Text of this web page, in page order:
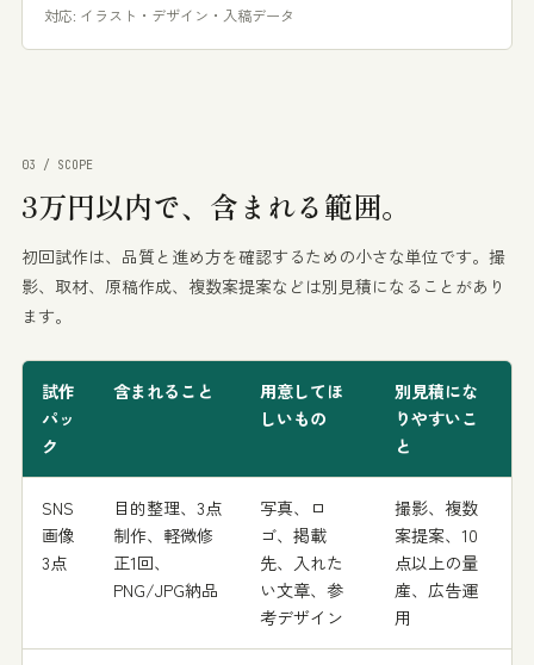
対応: イラスト・デザイン・入稿データ
03 / SCOPE
3万円以内で、 含まれる範囲。
初回試作は、品質と進め方を確認するための小さな単位です。撮
影、取材、原稿作成、複数案提案などは別見積になることがあり
ます。
試作
パッ
ク
含まれること
用意してほ
しいもの
別見積にな
りやすいこ
と
SNS
画像
3点
目的整理、3点
制作、軽微修
正1回、
PNG/JPG納品
写真、ロ
ゴ、掲載
先、入れた
い文章、参
考デザイン
撮影、複数
案提案、10
点以上の量
産、広告運
用